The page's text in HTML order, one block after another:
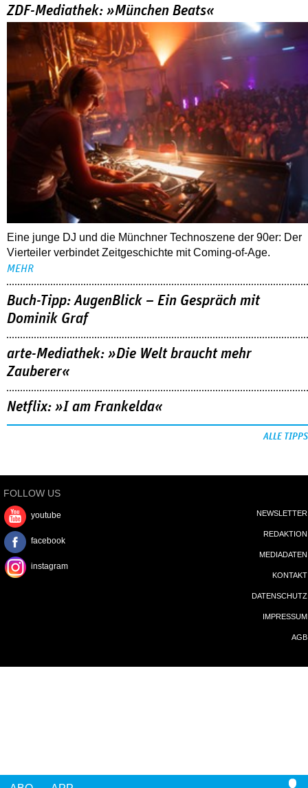
ZDF-Mediathek: »München Beats«
Eine junge DJ und die Münchner Technoszene der 90er: Der
Vierteiler verbindet Zeitgeschichte mit Coming-of-Age.
MEHR
Buch-Tipp: AugenBlick – Ein Gespräch mit
Dominik Graf
arte-Mediathek: »Die Welt braucht mehr
Zauberer«
Netflix: »I am Frankelda«
ALLE TIPPS
FOLLOW US
youtube
facebook
instagram
NEWSLETTER
REDAKTION
MEDIADATEN
KONTAKT
DATENSCHUTZ
IMPRESSUM
AGB